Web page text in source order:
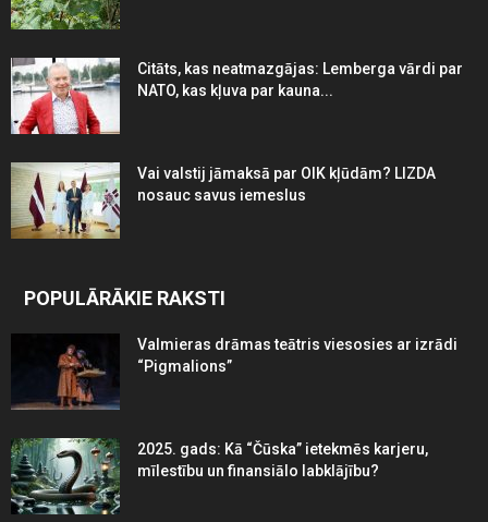
Citāts, kas neatmazgājas: Lemberga vārdi par
NATO, kas kļuva par kauna...
Vai valstij jāmaksā par OIK kļūdām? LIZDA
nosauc savus iemeslus
POPULĀRĀKIE RAKSTI
Valmieras drāmas teātris viesosies ar izrādi
“Pigmalions”
2025. gads: Kā “Čūska” ietekmēs karjeru,
mīlestību un finansiālo labklājību?